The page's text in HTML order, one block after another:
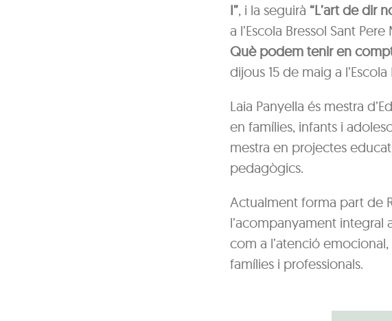
I”, i la seguirà “L’art de dir
a l’Escola Bressol Sant
Què podem tenir en
dijous 15 de maig a
Laia Panyella és mestra
en famílies, infants i
mestra en projectes
pedagògics.
Actualment forma part de
l’acompanyament integral
com a l’atenció
famílies i professionals.